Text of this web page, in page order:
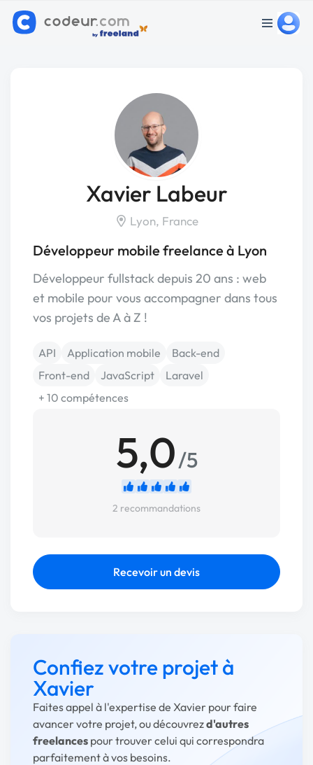
Xavier Labeur
Lyon, France
Développeur mobile freelance à Lyon
Développeur fullstack depuis 20 ans : web
et mobile pour vous accompagner dans tous
vos projets de A à Z !
API Application mobile
Back-end
Front-end
JavaScript
Laravel
+ 10 compétences
5,0/5
2 recommandations
Recevoir un devis
Confiez votre projet à
Xavier
Faites appel à l'expertise de Xavier pour faire
avancer votre projet, ou découvrezd'autres
freelances pour trouver celui qui correspondra
parfaitement à vos besoins.